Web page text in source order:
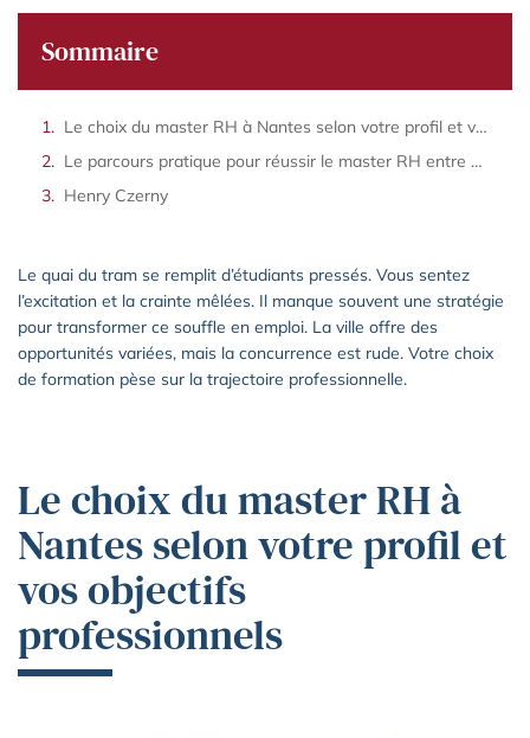
Sommaire
Le choix du master RH à Nantes selon votre profil et vos objectifs professionnels
Le parcours pratique pour réussir le master RH entre alternance et projets terrain
Henry Czerny
Le quai du tram se remplit d’étudiants pressés. Vous sentez
l’excitation et la crainte mêlées. Il manque souvent une stratégie
pour transformer ce souffle en emploi. La ville offre des
opportunités variées, mais la concurrence est rude. Votre choix
de formation pèse sur la trajectoire professionnelle.
Le choix du master RH à
Nantes selon votre profil et
vos objectifs
professionnels